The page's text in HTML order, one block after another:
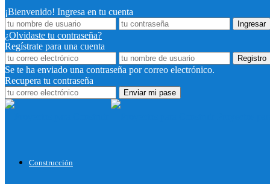
¡Bienvenido! Ingresa en tu cuenta
¿Olvidaste tu contraseña?
Regístrate para una cuenta
Se te ha enviado una contraseña por correo electrónico.
Recupera tu contraseña
Construcción